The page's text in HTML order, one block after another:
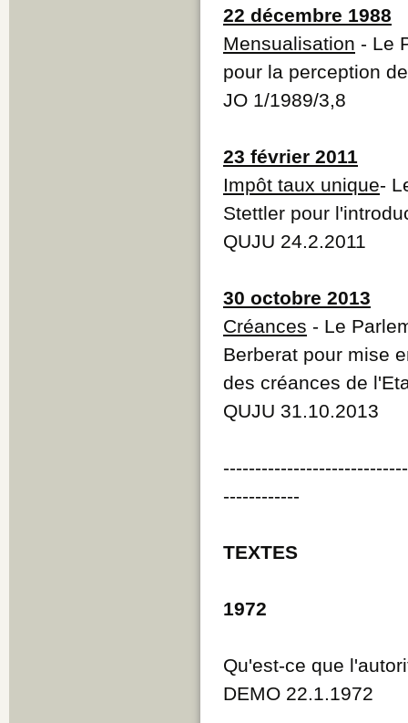
22 décembre 1988
Mensualisation - Le
pour la perception
JO 1/1989/3,8
23 février 2011
Impôt taux unique-
Stettler pour
QUJU 24.2.2011
30 octobre 2013
Créances - Le
Berberat pour mise
des créances de
QUJU 31.10.2013
------------
TEXTES
1972
Qu'est-ce que
DEMO 22.1.1972